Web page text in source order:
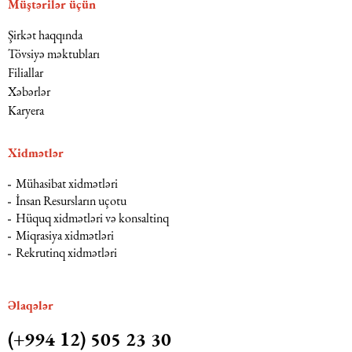
Dəniz hüququ
İdman hüququ
Müştərilər üçün
Şirkət haqqında
Tövsiyə məktubları
Filiallar
Xəbərlər
Karyera
Xidmətlər
Mühasibat xidmətləri
İnsan Resursların uçotu
Hüquq xidmətləri və konsaltinq
Miqrasiya xidmətləri
Rekrutinq xidmətləri
Əlaqələr
(+994 12) 505 23 30